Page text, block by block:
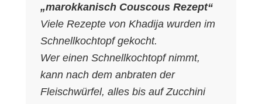
„marokkanisch Couscous Rezept“
Viele Rezepte von Khadija wurden im
Schnellkochtopf gekocht.
Wer einen Schnellkochtopf nimmt,
kann nach dem anbraten der
Fleischwürfel, alles bis auf Zucchini